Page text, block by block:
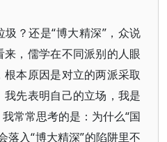
？还是“博大精深”，众说
，儒学在不同派别的人眼
本原因是对立的两派采取
先表明自己的立场，我是
常常思考的是：为什么“国
落入“博大精深”的陷阱里不